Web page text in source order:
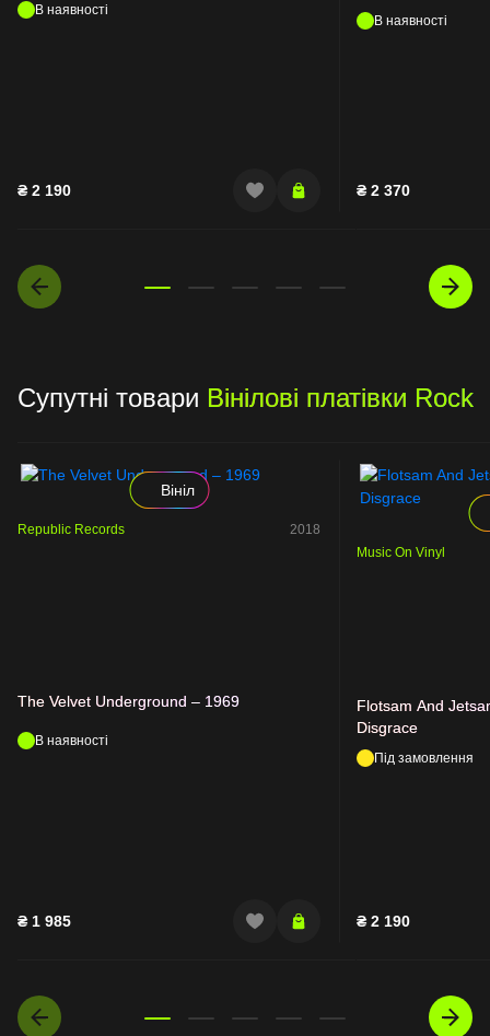
В наявності
₴ 2 190
В наявності
₴ 2 370
Супутні товари Вінілові платівки Rock
Вініл
Republic Records 2018
The Velvet Underground – 1969
В наявності
₴ 1 985
Music On Vinyl
Flotsam And
Disgrace
Під замовлення
₴ 2 190